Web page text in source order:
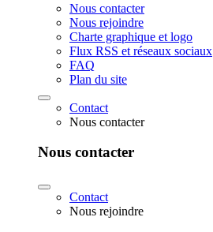
Nous contacter
Nous rejoindre
Charte graphique et logo
Flux RSS et réseaux sociaux
FAQ
Plan du site
Contact
Nous contacter
Nous contacter
Contact
Nous rejoindre